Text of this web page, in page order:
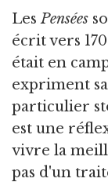
LesPensées
écrit vers
était en
expriment
particulier
est une
vivre la
pas d'un